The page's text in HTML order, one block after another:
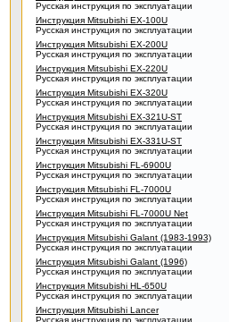
Русская инструкция по эксплуатации
Инструкция Mitsubishi EX-100U
Русская инструкция по эксплуатации
Инструкция Mitsubishi EX-200U
Русская инструкция по эксплуатации
Инструкция Mitsubishi EX-220U
Русская инструкция по эксплуатации
Инструкция Mitsubishi EX-320U
Русская инструкция по эксплуатации
Инструкция Mitsubishi EX-321U-ST
Русская инструкция по эксплуатации
Инструкция Mitsubishi EX-331U-ST
Русская инструкция по эксплуатации
Инструкция Mitsubishi FL-6900U
Русская инструкция по эксплуатации
Инструкция Mitsubishi FL-7000U
Русская инструкция по эксплуатации
Инструкция Mitsubishi FL-7000U Net
Русская инструкция по эксплуатации
Инструкция Mitsubishi Galant (1983-1993)
Русская инструкция по эксплуатации
Инструкция Mitsubishi Galant (1996)
Русская инструкция по эксплуатации
Инструкция Mitsubishi HL-650U
Русская инструкция по эксплуатации
Инструкция Mitsubishi Lancer
Русская инструкция по эксплуатации